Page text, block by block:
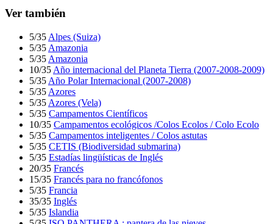
Ver también
5/35 Alpes (Suiza)
5/35 Amazonia
5/35 Amazonia
10/35 Año internacional del Planeta Tierra (2007-2008-2009)
5/35 Año Polar Internacional (2007-2008)
5/35 Azores
5/35 Azores (Vela)
5/35 Campamentos Científicos
10/35 Campamentos ecológicos /Colos Ecolos / Colo Ecolo
5/35 Campamentos inteligentes / Colos astutas
5/35 CETIS (Biodiversidad submarina)
5/35 Estadías lingüísticas de Inglés
20/35 Francés
15/35 Francés para no francófonos
5/35 Francia
35/35 Inglés
5/35 Islandia